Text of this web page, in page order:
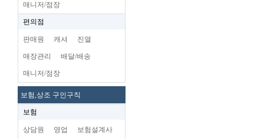
매니저/점장
편의점
판매원 캐셔 진열
매장관리 배달/배송
매니저/점장
보험,상조 구인구직
보험
상담원 영업 보험설계사